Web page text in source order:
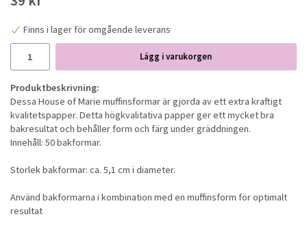
Finns i lager för omgående leverans
Lägg i varukorgen
Produktbeskrivning:
Dessa House of Marie muffinsformar är gjorda av ett extra kraftigt
kvalitetspapper. Detta högkvalitativa papper ger ett mycket bra
bakresultat och behåller form och färg under gräddningen.
Innehåll: 50 bakformar.
Storlek bakformar: ca. 5,1 cm i diameter.
Använd bakformarna i kombination med en muffinsform för optimalt
resultat